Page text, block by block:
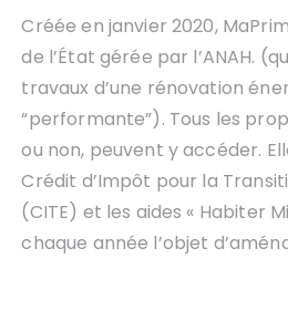
Créée en janvier 2020,
de l’État gérée par l’ANAH.
travaux d’une rénovation
“performante”). Tous les
ou non, peuvent y accéder.
Crédit d’Impôt pour la
(CITE) et les aides « Habiter
chaque année l’objet